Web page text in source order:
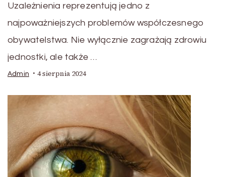
Uzależnienia reprezentują jedno z
najpoważniejszych problemów współczesnego
obywatelstwa. Nie wyłącznie zagrażają zdrowiu
jednostki, ale także …
Admin 4 sierpnia 2024